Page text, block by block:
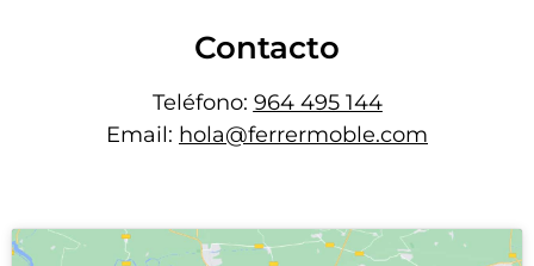
Contacto
Teléfono: 964 495 144
Email: hola@ferrermoble.com